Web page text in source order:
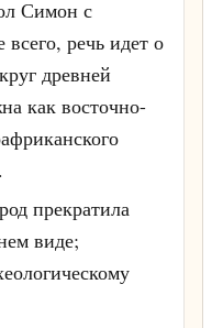
Симон с
речь идет о
древней
как восточно-
прекратила
виде;